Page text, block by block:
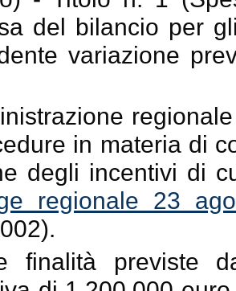
del bilancio per
variazione
in materia di
degli incentivi di
regionale 23
finalità previste